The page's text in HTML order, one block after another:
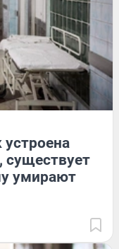
существует
умирают